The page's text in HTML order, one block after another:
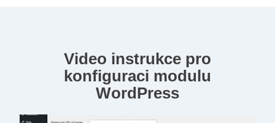
Video instrukce pro
konfiguraci modulu
WordPress